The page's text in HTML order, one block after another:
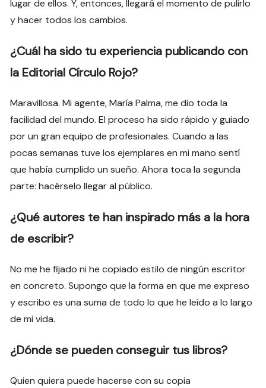
lugar de ellos. Y, entonces, llegará el momento de pulirlo
y hacer todos los cambios.
¿Cuál ha sido tu experiencia publicando con
la Editorial Círculo Rojo?
Maravillosa. Mi agente, María Palma, me dio toda la
facilidad del mundo. El proceso ha sido rápido y guiado
por un gran equipo de profesionales. Cuando a las
pocas semanas tuve los ejemplares en mi mano sentí
que había cumplido un sueño. Ahora toca la segunda
parte: hacérselo llegar al público.
¿Qué autores te han inspirado más a la hora
de escribir?
No me he fijado ni he copiado estilo de ningún escritor
en concreto. Supongo que la forma en que me expreso
y escribo es una suma de todo lo que he leído a lo largo
de mi vida.
¿Dónde se pueden conseguir tus libros?
Quien quiera puede hacerse con su copia